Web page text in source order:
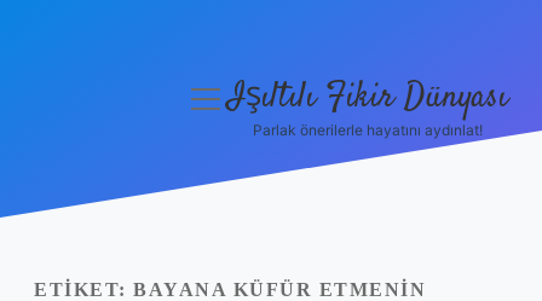
Yasal Uyarı
menüyüIşıltılı Fikir Dünyası
Parlak önerilerle hayatını aydınlat!
ETIKET: BAYANA KÜFÜR ETMENIN